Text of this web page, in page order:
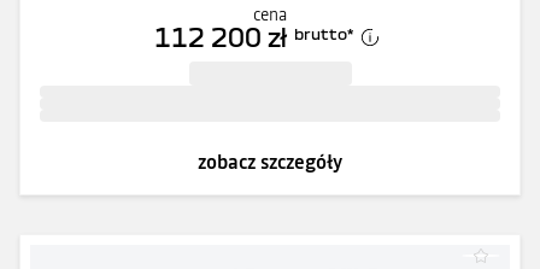
cena
112 200 zł brutto*
zobacz szczegóły